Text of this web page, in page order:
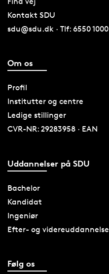
Kontakt SDU
sdu@sdu.dk · Tlf: 6550 1000
Om os
Profil
Institutter og centre
Ledige stillinger
CVR-NR: 29283958 · EAN
Uddannelser på SDU
Bachelor
Kandidat
Ingeniør
Efter- og videreuddannelse
Følg os